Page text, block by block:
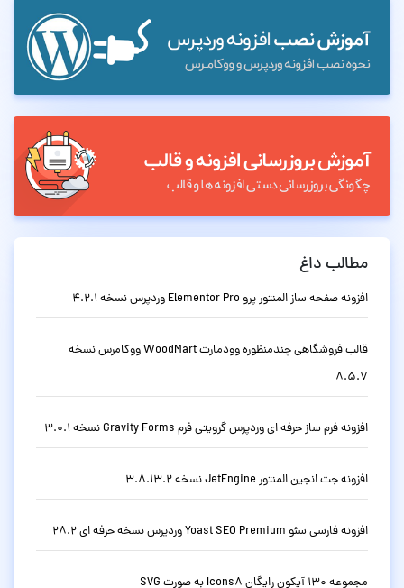
مطالب داغ
افزونه صفحه ساز المنتور پرو Elementor Pro وردپرس نسخه 4.2.1
قالب فروشگاهی چندمنظوره وودمارت WoodMart ووکامرس نسخه
8.5.7
افزونه فرم ساز حرفه ای وردپرس گرویتی فرم Gravity Forms نسخه 3.0.1
افزونه جت انجین المنتور JetEngine نسخه 3.8.13.2
افزونه فارسی سئو Yoast SEO Premium وردپرس نسخه حرفه ای 28.2
مجموعه 130 آیکون رایگان Icons8 به صورت SVG